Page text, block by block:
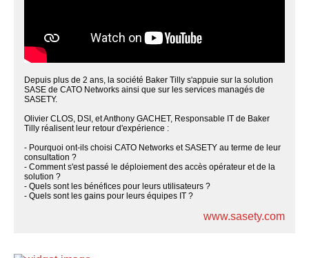
Depuis plus de 2 ans, la société Baker Tilly s'appuie sur la solution
SASE de CATO Networks ainsi que sur les services managés de
SASETY.
Olivier CLOS, DSI, et Anthony GACHET, Responsable IT de Baker
Tilly réalisent leur retour d'expérience :
- Pourquoi ont-ils choisi CATO Networks et SASETY au terme de leur
consultation ?
- Comment s'est passé le déploiement des accès opérateur et de la
solution ?
- Quels sont les bénéfices pour leurs utilisateurs ?
- Quels sont les gains pour leurs équipes IT ?
www.sasety.com